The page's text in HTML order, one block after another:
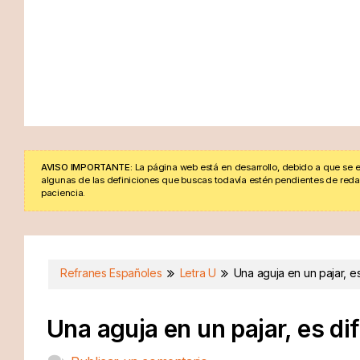
AVISO IMPORTANTE: La página web está en desarrollo, debido a que
algunas de las definiciones que buscas todavía estén pendientes de
paciencia.
Refranes Españoles Letra U Una aguja en un pajar,
Una aguja en un pajar, es